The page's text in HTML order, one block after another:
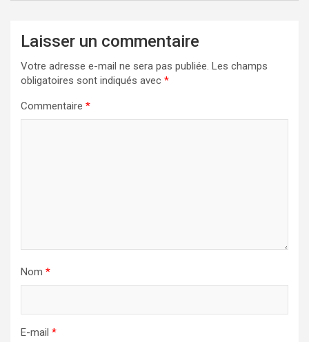
Laisser un commentaire
Votre adresse e-mail ne sera pas publiée. Les champs
obligatoires sont indiqués avec *
Commentaire *
Nom *
E-mail *